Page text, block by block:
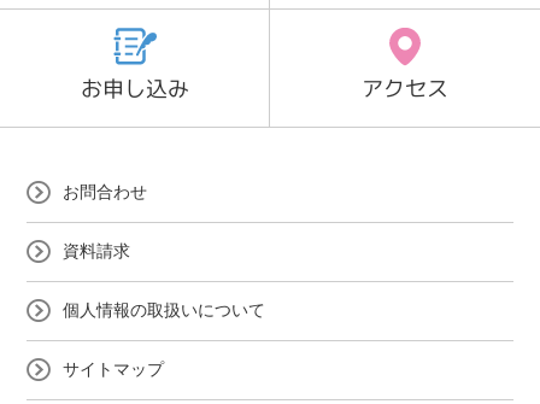
お申し込み アクセス
お問合わせ
資料請求
個人情報の取扱いについて
サイトマップ